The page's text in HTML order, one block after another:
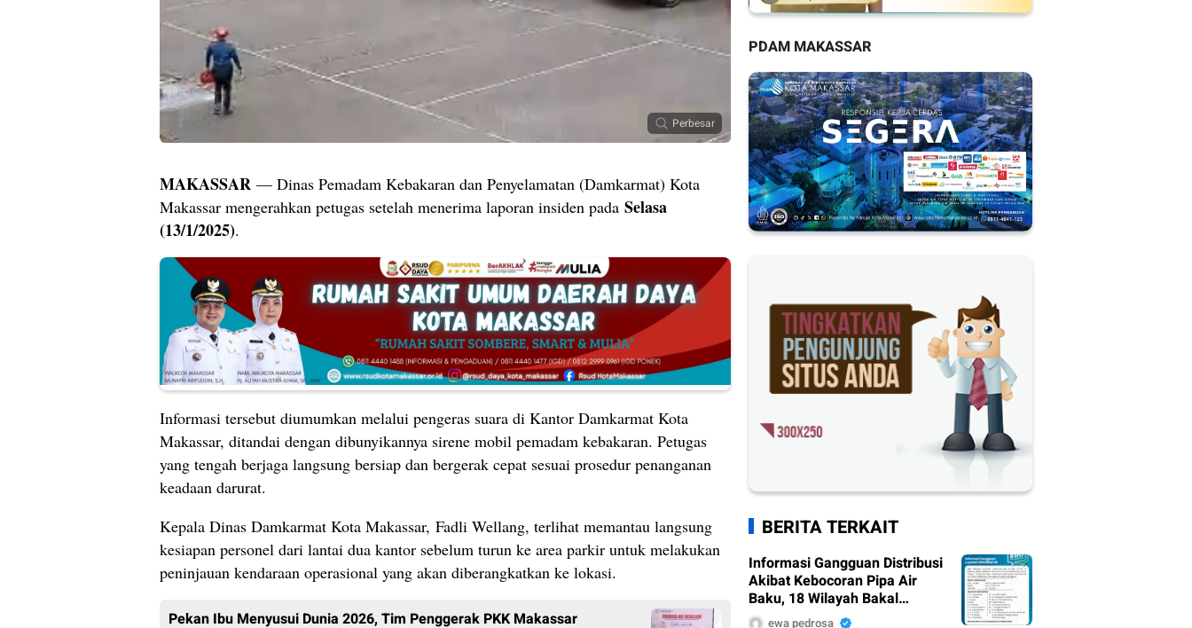
Perbesar
MAKASSAR — Dinas Pemadam Kebakaran dan Penyelamatan (Damkarmat) Kota
Makassar mengerahkan petugas setelah menerima laporan insiden pada Selasa
(13/1/2025).
Informasi tersebut diumumkan melalui pengeras suara di Kantor Damkarmat Kota
Makassar, ditandai dengan dibunyikannya sirene mobil pemadam kebakaran. Petugas
yang tengah berjaga langsung bersiap dan bergerak cepat sesuai prosedur penanganan
keadaan darurat.
Kepala Dinas Damkarmat Kota Makassar, Fadli Wellang, terlihat memantau langsung
kesiapan personel dari lantai dua kantor sebelum turun ke area parkir untuk melakukan
peninjauan kendaraan operasional yang akan diberangkatkan ke lokasi.
Pekan Ibu Menyusui Dunia 2026, Tim Penggerak PKK Makassar
PDAM MAKASSAR
BERITA TERKAIT
Informasi Gangguan Distribusi
Akibat Kebocoran Pipa Air
Baku, 18 Wilayah Bakal
Terdampak.
ewa pedrosa